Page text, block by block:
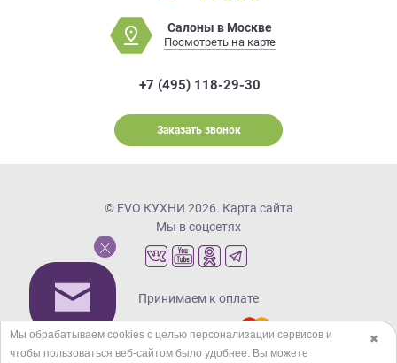
Салоны в Москве
Посмотреть на карте
+7 (495) 118-29-30
Заказать звонок
© EVO КУХНИ 2026. Карта сайта
Мы в соцсетях
Принимаем к оплате
✖
Мы обрабатываем cookies с целью персонализации сервисов и
чтобы пользоваться веб-сайтом было удобнее. Вы можете